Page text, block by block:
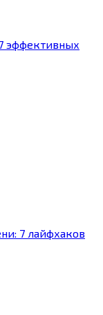
эффективных
7 лайфхаков